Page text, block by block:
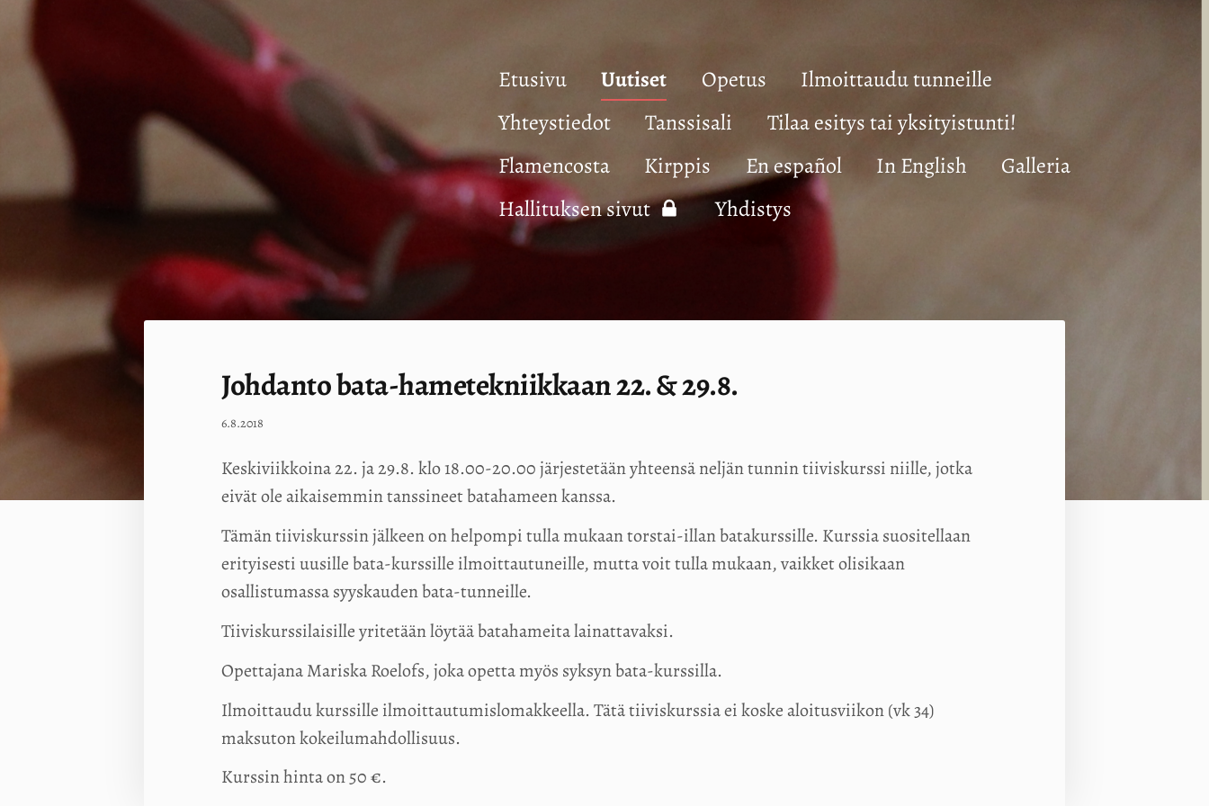
sisältöön
Sivuston etusivulle Etusivu Uutiset Opetus
Ilmoittaudu tunneille
Yhteystiedot
Tanssisali
Tilaa esitys tai yksityistunti!
Flamencosta
Kirppis En español In English
Galleria
Hallituksen sivut
Yhdistys
Johdanto bata-hametekniikkaan 22. & 29.8.
6.8.2018
Keskiviikkoina 22. ja 29.8. klo 18.00-20.00 järjestetään yhteensä neljän tunnin tiiviskurssi niille, jotka
eivät ole aikaisemmin tanssineet batahameen kanssa.
Tämän tiiviskurssin jälkeen on helpompi tulla mukaan torstai-illan batakurssille. Kurssia suositellaan
erityisesti uusille bata-kurssille ilmoittautuneille, mutta voit tulla mukaan, vaikket olisikaan
osallistumassa syyskauden bata-tunneille.
Tiiviskurssilaisille yritetään löytää batahameita lainattavaksi.
Opettajana Mariska Roelofs, joka opetta myös syksyn bata-kurssilla.
Ilmoittaudu kurssille ilmoittautumislomakkeella. Tätä tiiviskurssia ei koske aloitusviikon (vk 34)
maksuton kokeilumahdollisuus.
Kurssin hinta on 50 €.